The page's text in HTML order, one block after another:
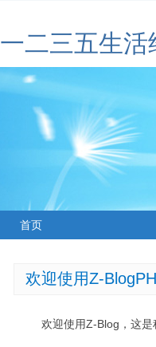
一二三五生活
首页
欢迎使用Z-
欢迎使用Z-Blog，这